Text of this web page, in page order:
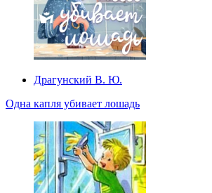
Драгунский В. Ю.
Одна капля убивает лошадь